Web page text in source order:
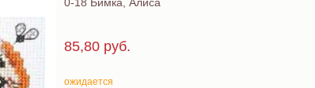
85,80 руб.
ожидается